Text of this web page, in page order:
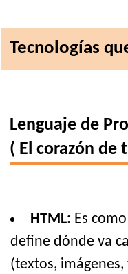
Tecnologías
Lenguaje de
( El corazón de
HTML: Es
define dónde va
(textos, imágenes,